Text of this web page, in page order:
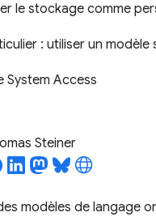
le stockage comme
: utiliser un modèle
System Access
Steiner
modèles de langage